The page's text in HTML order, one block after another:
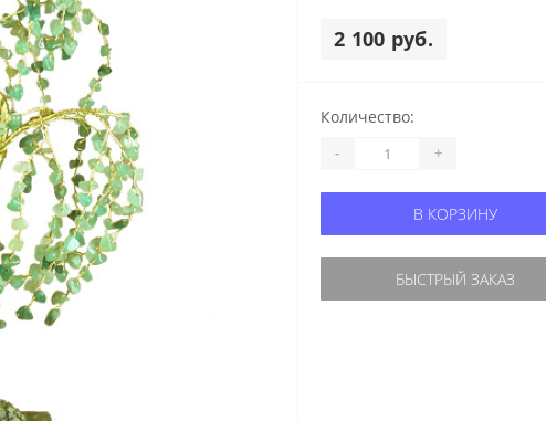
2 100 руб.
Количество:
- +
В КОРЗИНУ
БЫСТРЫЙ ЗАКАЗ